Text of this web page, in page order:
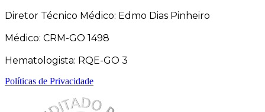
Diretor Técnico Médico: Edmo Dias Pinheiro
Médico: CRM-GO 1498
Hematologista: RQE-GO 3
Políticas de Privacidade